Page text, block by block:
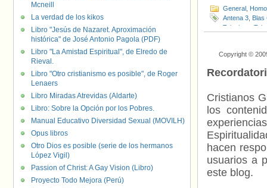
General
Antena 3 Blas
Telecinco
Copyright ©
Cristianos
los
hacen
usuarios a
este blog.
Mcneill
La verdad de los kikos
Libro "Jesús de Nazaret. Aproximación
histórica" de José Antonio Pagola (PDF)
Libro "La Amistad Espiritual", de Elredo de
Rieval.
Libro "Otro cristianismo es posible", de Roger
Lenaers
Libro Miradas Atrevidas (Aldarte)
Libro: Sobre la Opción por los Pobres.
Manual Educativo Diversidad Sexual (MOVILH)
Opus libros
Otro Dios es posible (serie de los hermanos
López Vigil)
Passion of Christ: A Gay Vision (Libro)
Proyecto Todo Mejora (Perú)